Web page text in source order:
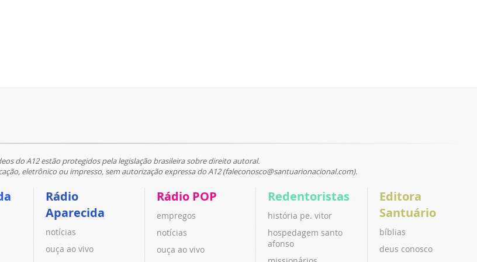
do A12 estão protegidos pela legislação brasileira sobre direito autoral.
eletrônico ou impresso, sem autorização expressa do A12 (faleconosco@santuarionacional.com).
Rádio
Aparecida
notícias
ouça ao vivo
Rádio POP
empregos
notícias
ouça ao vivo
Redentoristas
história pe. vitor
hospedagem santo
afonso
Editora
Santuário
bíblias
deus conosco